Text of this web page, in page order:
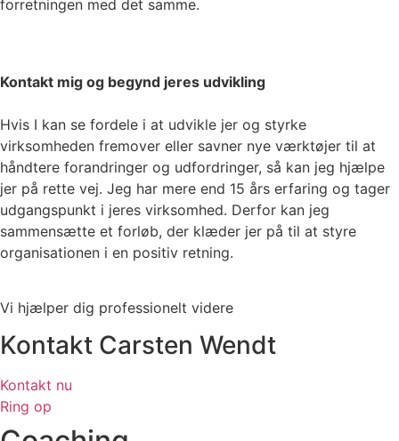
forretningen med det samme.
Kontakt mig og begynd jeres udvikling
Hvis I kan se fordele i at udvikle jer og styrke
virksomheden fremover eller savner nye værktøjer til at
håndtere forandringer og udfordringer, så kan jeg hjælpe
jer på rette vej. Jeg har mere end 15 års erfaring og tager
udgangspunkt i jeres virksomhed. Derfor kan jeg
sammensætte et forløb, der klæder jer på til at styre
organisationen i en positiv retning.
Vi hjælper dig professionelt videre
Kontakt Carsten Wendt
Kontakt nu
Ring op